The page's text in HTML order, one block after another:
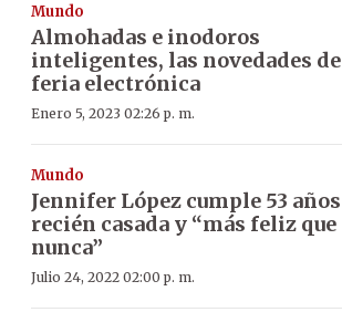
Mundo
Almohadas e inodoros
inteligentes, las novedades de
feria electrónica
Enero 5, 2023 02:26 p. m.
Mundo
Jennifer López cumple 53 años
recién casada y “más feliz que
nunca”
Julio 24, 2022 02:00 p. m.